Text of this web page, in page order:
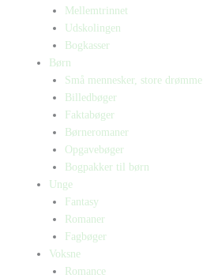
Mellemtrinnet
Udskolingen
Bogkasser
Børn
Små mennesker, store drømme
Billedbøger
Faktabøger
Børneromaner
Opgavebøger
Bogpakker til børn
Unge
Fantasy
Romaner
Fagbøger
Voksne
Romance